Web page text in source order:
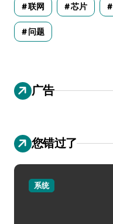
联网 芯片
问题
广告
您错过了
系统